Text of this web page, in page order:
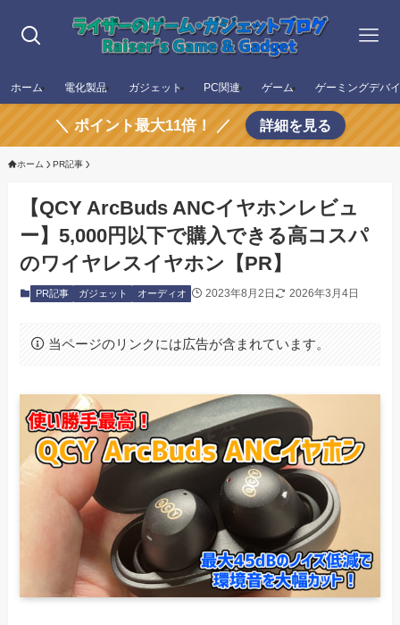
ホーム 電化製品 ガジェット PC関連 ゲーム ゲーミングデバ
＼ ポイント最大11倍！ ／ 詳細を見る
ホーム PR記事
【QCY ArcBuds ANCイヤホンレビュ
ー】5,000円以下で購入できる高コスパ
のワイヤレスイヤホン【PR】
PR記事 ガジェット オーディオ 2023年8月2日 2026年3月4日
当ページのリンクには広告が含まれています。